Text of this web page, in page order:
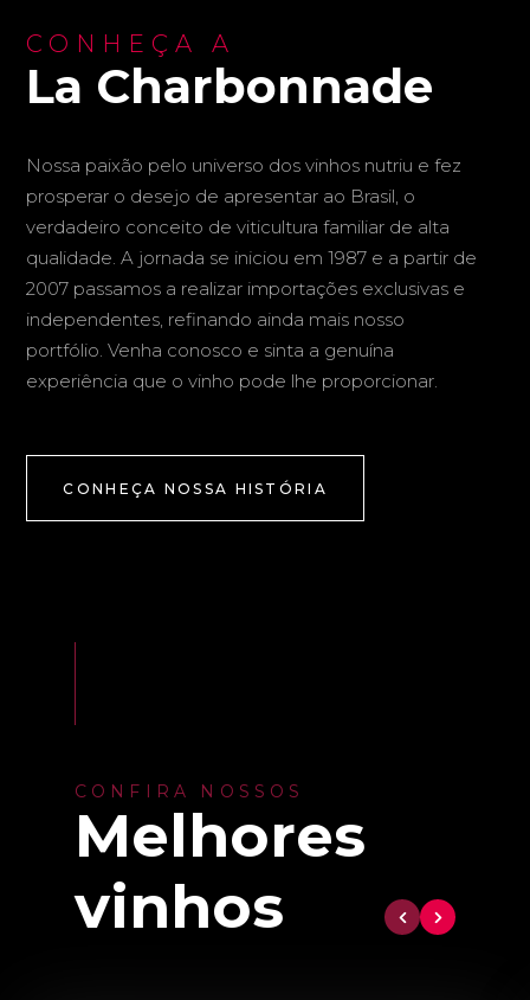
CONHEÇA A
La Charbonnade
Nossa paixão pelo universo dos vinhos nutriu e fez
prosperar o desejo de apresentar ao Brasil, o
verdadeiro conceito de viticultura familiar de alta
qualidade. A jornada se iniciou em 1987 e a partir de
2007 passamos a realizar importações exclusivas e
independentes, refinando ainda mais nosso
portfólio. Venha conosco e sinta a genuína
experiência que o vinho pode lhe proporcionar.
CONHEÇA NOSSA HISTÓRIA
CONFIRA NOSSOS
Melhores
vinhos